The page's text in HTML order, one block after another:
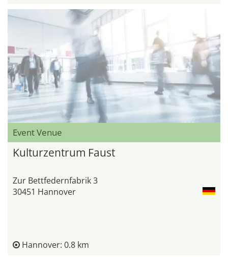
Event Venue
Kulturzentrum Faust
Zur Bettfedernfabrik 3
30451 Hannover
Hannover: 0.8 km